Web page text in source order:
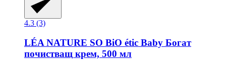
4.3 (3)
LÉA NATURE SO BiO étic Baby Богат
почистващ крем, 500 мл